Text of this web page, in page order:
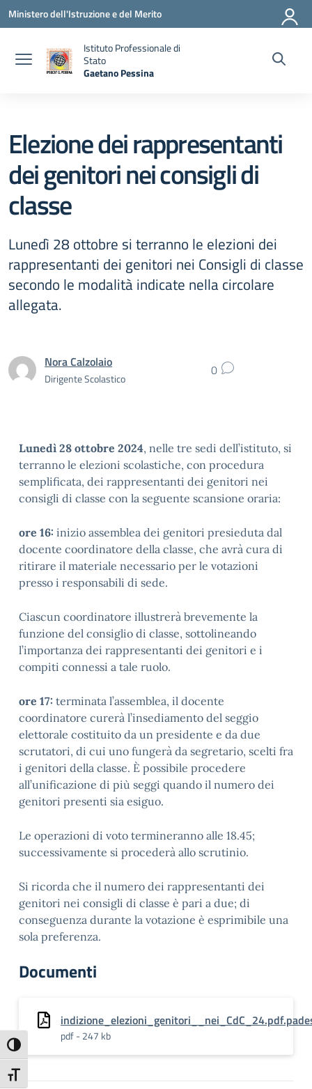
Attiva/disattiva alto contrasto
Attiva/disattiva dimensione testo
Vai ai contenuti
Vai al menu di navigazione
Vai al footer
Ministero dell'Istruzione e del Merito
Istituto Professionale di
Stato
Gaetano Pessina
Elezione dei rappresentanti
dei genitori nei consigli di
classe
Lunedì 28 ottobre si terranno le elezioni dei
rappresentanti dei genitori nei Consigli di classe
secondo le modalità indicate nella circolare
allegata.
Nora Calzolaio
Dirigente Scolastico 0
Lunedì 28 ottobre 2024, nelle tre sedi dell’istituto, si
terranno le elezioni scolastiche, con procedura
semplificata, dei rappresentanti dei genitori nei
consigli di classe con la seguente scansione oraria:
ore 16: inizio assemblea dei genitori presieduta dal
docente coordinatore della classe, che avrà cura di
ritirare il materiale necessario per le votazioni
presso i responsabili di sede.
Ciascun coordinatore illustrerà brevemente la
funzione del consiglio di classe, sottolineando
l’importanza dei rappresentanti dei genitori e i
compiti connessi a tale ruolo.
ore 17: terminata l’assemblea, il docente
coordinatore curerà l’insediamento del seggio
elettorale costituito da un presidente e da due
scrutatori, di cui uno fungerà da segretario, scelti fra
i genitori della classe. È possibile procedere
all’unificazione di più seggi quando il numero dei
genitori presenti sia esiguo.
Le operazioni di voto termineranno alle 18.45;
successivamente si procederà allo scrutinio.
Si ricorda che il numero dei rappresentanti dei
genitori nei consigli di classe è pari a due; di
conseguenza durante la votazione è esprimibile una
sola preferenza.
Documenti
pdf - 247 kb